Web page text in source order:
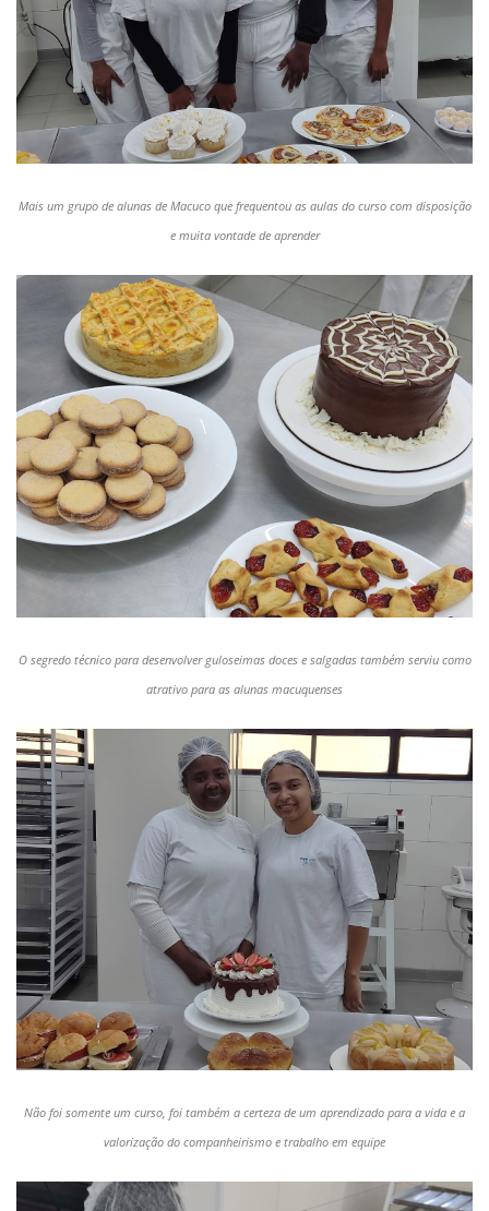
Mais um grupo de alunas de Macuco que frequentou as aulas do curso com disposição
e muita vontade de aprender
O segredo técnico para desenvolver guloseimas doces e salgadas também serviu como
atrativo para as alunas macuquenses
Não foi somente um curso, foi também a certeza de um aprendizado para a vida e a
valorização do companheirismo e trabalho em equipe